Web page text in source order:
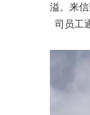
溢。来
司员工